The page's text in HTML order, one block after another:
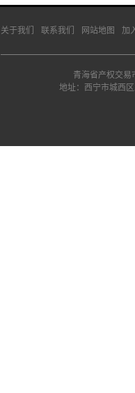
关于我们 联系我们 网站地图 加
青海省产权交
地址：西宁市城西